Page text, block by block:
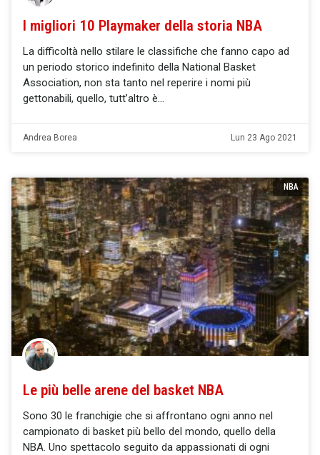
I migliori 10 Playmaker della storia NBA
La difficoltà nello stilare le classifiche che fanno capo ad
un periodo storico indefinito della National Basket
Association, non sta tanto nel reperire i nomi più
gettonabili, quello, tutt’altro è
Andrea Borea Lun 23 Ago 2021
NBA
Le più belle arene del basket NBA
Sono 30 le franchigie che si affrontano ogni anno nel
campionato di basket più bello del mondo, quello della
NBA. Uno spettacolo seguito da appassionati di ogni